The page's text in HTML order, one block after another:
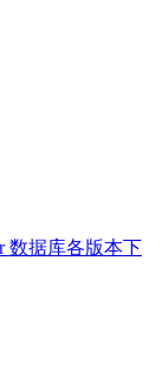
数据库各版本下